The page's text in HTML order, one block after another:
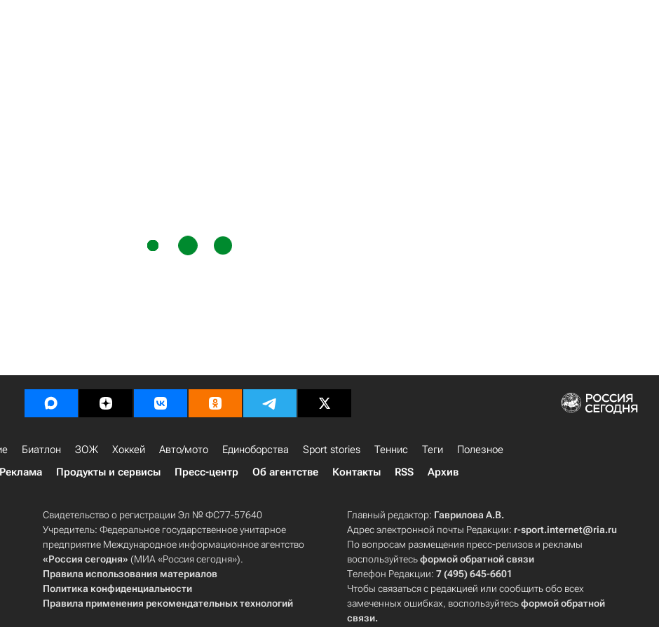
Биатлон ЗОЖ Хоккей Авто/мото Единоборства Sport stories Теннис Теги
Полезное
Реклама Продукты и сервисы Пресс-центр Об агентстве Контакты RSS Архив
Свидетельство о регистрации Эл № ФС77-57640
Учредитель: Федеральное государственное унитарное
предприятие Международное информационное агентство
«Россия сегодня» (МИА «Россия сегодня»).
Правила использования материалов
Политика конфиденциальности
Правила применения рекомендательных технологий
Главный редактор: Гаврилова А.В.
Адрес электронной почты Редакции: r-sport.internet@ria.ru
По вопросам размещения пресс-релизов и рекламы
воспользуйтесьформой обратной связи
Телефон Редакции:7 (495) 645-6601
Чтобы связаться с редакцией или сообщить обо всех
замеченных ошибках, воспользуйтесьформой обратной
связи.